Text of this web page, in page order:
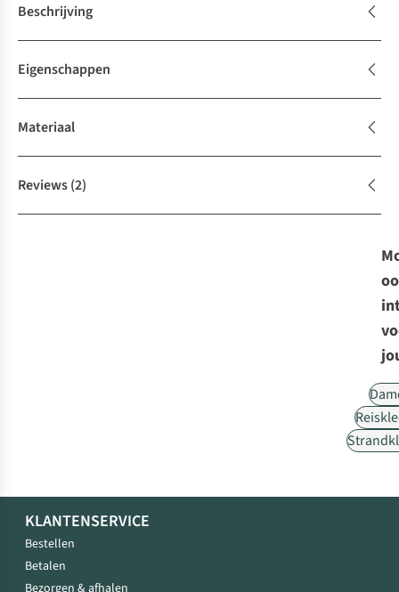
Beschrijving
Eigenschappen
Materiaal
Reviews(2)
KLANTENSERVICE
Bestellen
Betalen